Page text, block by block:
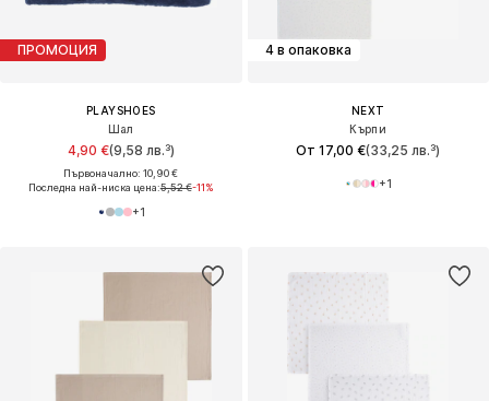
ПРОМОЦИЯ
PLAYSHOES
Шал
4,90 €(9,58 лв.³)
Първоначално: 10,90 €
Последна най-ниска цена:5,52 €-11%
+1
4 в опаковка
NEXT
Кърпи
От 17,00 €(33,25 лв.³)
+1